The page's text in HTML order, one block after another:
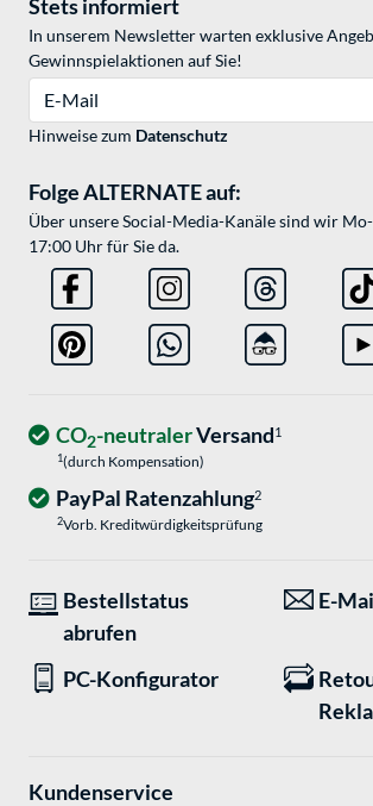
Stets informiert
In unserem Newsletter warten exklusive
Gewinnspielaktionen auf Sie!
Hinweise zum Datenschutz
Folge ALTERNATE auf:
Über unsere Social-Media-Kanäle sind wir
17:00 Uhr für Sie da.
CO2-neutralerVersand1
1(durch Kompensation)
PayPal Ratenzahlung2
2Vorb. Kreditwürdigkeitsprüfung
Bestellstatus
abrufen
E-
PC-Konfigurator
Kundenservice